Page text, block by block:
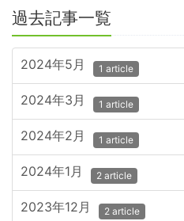
過去記事一覧
2024年5月 1 article
2024年3月 1 article
2024年2月 1 article
2024年1月 2 article
2023年12月 2 article